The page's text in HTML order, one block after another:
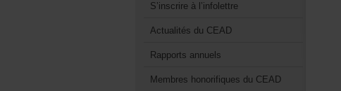
S’inscrireàl’infolettre
ActualitésduCEAD
Rapportsannuels
MembreshonorifiquesduCEAD